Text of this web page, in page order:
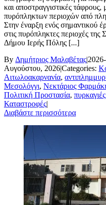
και αποστραγγιστικές
πυρόπληκτων περιοχών από
Στην έναρξη ενός σημαντικού
στις πυρόπληκτες περιοχές
Δήμου Ιερής Πόλης [...]
By Δημήτριος Μαλαβέτας|
Αυγούστου, 2026|Categories:
Αιτωλοακαρνανία,
Μεσολόγγι, Νεκτάριος
Πολιτική Προστασία,
Καταστροφές|
Διαβάστε περισσότερα